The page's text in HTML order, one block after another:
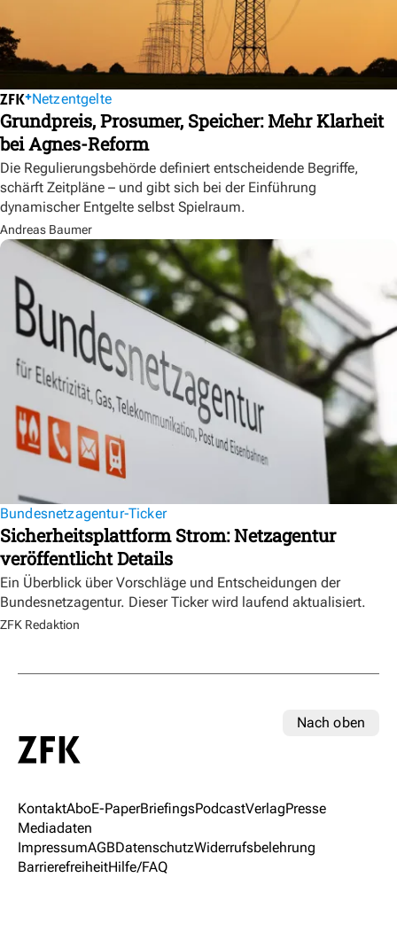
Netzentgelte
Grundpreis, Prosumer, Speicher: Mehr Klarheit
bei Agnes-Reform
Die Regulierungsbehörde definiert entscheidende Begriffe,
schärft Zeitpläne – und gibt sich bei der Einführung
dynamischer Entgelte selbst Spielraum.
Andreas Baumer
Bundesnetzagentur-Ticker
Sicherheitsplattform Strom: Netzagentur
veröffentlicht Details
Ein Überblick über Vorschläge und Entscheidungen der
Bundesnetzagentur. Dieser Ticker wird laufend aktualisiert.
ZFK Redaktion
Nach oben
KontaktAboE-PaperBriefingsPodcastVerlagPresse
Mediadaten
ImpressumAGBDatenschutzWiderrufsbelehrung
BarrierefreiheitHilfe/FAQ